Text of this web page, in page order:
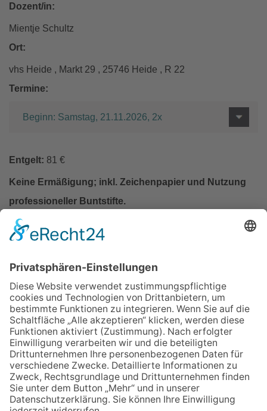
Dozent/in:
Mientje Schultz
Ort:
vhs Heide , Markt 29 , 25746 Heide , R 22
Termine:
Beginn: Samstag, 21.11.2026, 2x
Entgelt: 81 €
Keine Ermäßigung; inkl. Zeichenpapier und Nutzung
professioneller Buntstifte.
Zurück